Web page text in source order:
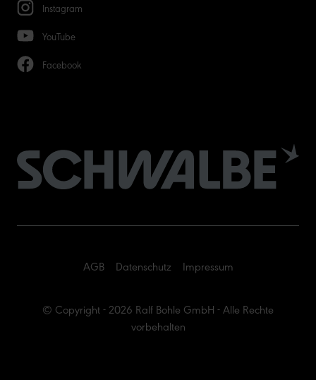
Instagram
YouTube
Facebook
© Copyright - 2026 Ralf Bohle GmbH - Alle Rechte
vorbehalten
AGB Datenschutz Impressum